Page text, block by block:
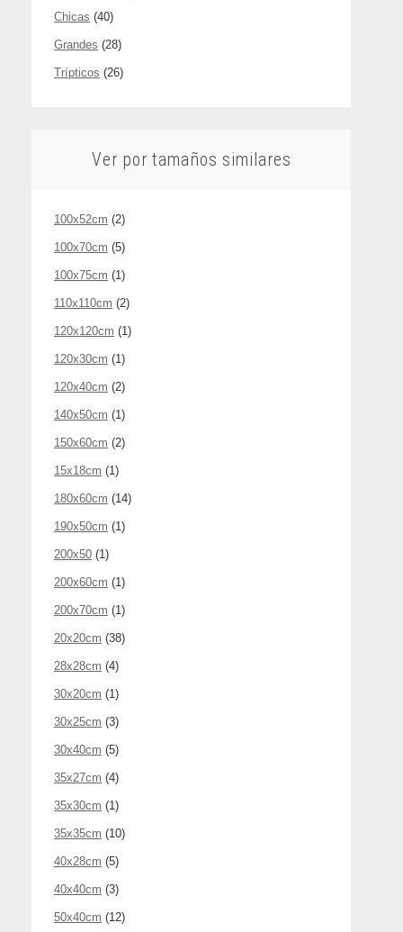
Chicas (40)
Grandes (28)
Trípticos (26)
Ver por tamaños similares
100x52cm (2)
100x70cm (5)
100x75cm (1)
110x110cm (2)
120x120cm (1)
120x30cm (1)
120x40cm (2)
140x50cm (1)
150x60cm (2)
15x18cm (1)
180x60cm (14)
190x50cm (1)
200x50 (1)
200x60cm (1)
200x70cm (1)
20x20cm (38)
28x28cm (4)
30x20cm (1)
30x25cm (3)
30x40cm (5)
35x27cm (4)
35x30cm (1)
35x35cm (10)
40x28cm (5)
40x40cm (3)
50x40cm (12)